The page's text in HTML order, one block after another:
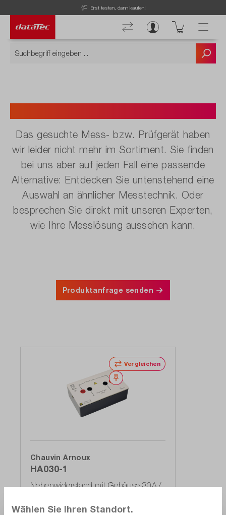
Erst testen, dann kaufen!
Das gesuchte Mess- bzw. Prüfgerät haben
wir leider nicht mehr im Sortiment. Sie finden
bei uns aber auf jeden Fall eine passende
Alternative: Entdecken Sie untenstehend eine
Auswahl an ähnlicher Messtechnik. Oder
besprechen Sie direkt mit unseren Experten,
wie Ihre Messlösung aussehen kann.
Produktanfrage senden
Vergleichen
Merken
Chauvin Arnoux
HA030-1
Nebenwiderstand mit Gehäuse 30A /
Wählen Sie Ihren Standort.